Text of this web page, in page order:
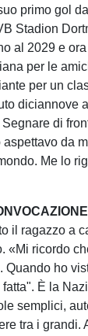
primo gol
Stadion
al 2029 e
per le
per un
diciannove
di
da
Me lo
il ragazzo a
«Mi ricordo
Quando ho
È la
semplici,
tra i grandi.